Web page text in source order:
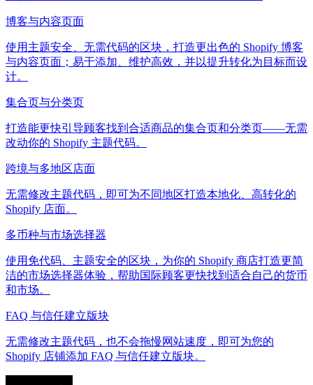
博客与内容页面
使用主题安全、无需代码的区块，打造更出色的 Shopify 博客
与内容页面；易于添加、维护高效，并以提升转化为目标而设
计。
集合页与分类页
打造能更快引导顾客找到合适商品的集合页和分类页——无需
改动你的 Shopify 主题代码。
跨境与多地区店面
无需修改主题代码，即可为不同地区打造本地化、高转化的
Shopify 店面。
多币种与市场选择器
使用免代码、主题安全的区块，为你的 Shopify 商店打造更简
洁的市场选择器体验，帮助国际顾客更快找到适合自己的货币
和市场。
FAQ 与信任建立版块
无需修改主题代码，也不会拖慢网站速度，即可为您的
Shopify 店铺添加 FAQ 与信任建立版块。